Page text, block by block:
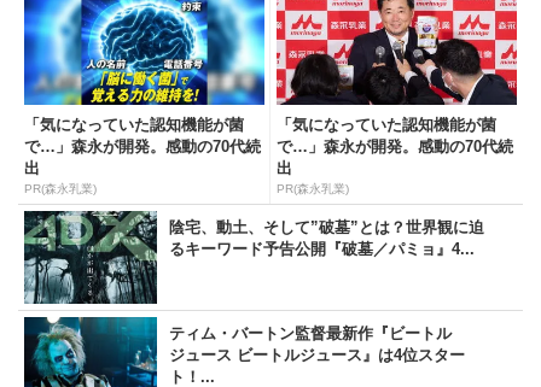
「気になっていた認知機能が菌
で…」森永が開発。感動の70代続
出
PR(森永乳業)
「気になっていた認知機能が菌
で…」森永が開発。感動の70代続
出
PR(森永乳業)
陰宅、動土、そして”破墓”とは？世界観に迫
るキーワード予告公開『破墓／パミョ』4...
ティム・バートン監督最新作『ビートル
ジュース ビートルジュース』は4位スター
ト！...